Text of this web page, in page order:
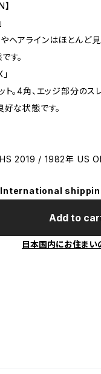
ヘアラインはほとんど見
す。
ト。4角、エッジ部分のス
好な状態です。
2019 / 1982年 US
International
Add to
日本国内にお住まい